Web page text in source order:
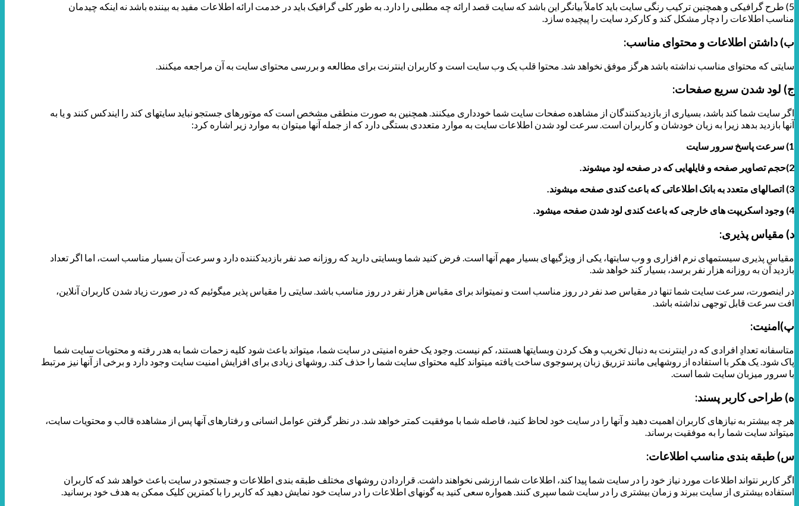
5) طرح گرافیکی و همچنین ترکیب رنگی سایت باید کاملاً بیانگر این باشد که سایت قصد ارائه چه مطلبی را دارد. به طور کلی گرافیک باید در خدمت ارائه اطلاعات مفید به بیننده باشد نه اینکه چیدمان
مناسب اطلاعات را دچار مشکل کند و کارکرد سایت را پیچیده سازد.
ب) داشتن اطلاعات و محتوای مناسب:
سایتی که محتوای مناسب نداشته باشد هرگز موفق نخواهد شد. محتوا قلب یک وب سایت است و کاربران اینترنت برای مطالعه و بررسی محتوای سایت به آن مراجعه می­کنند.
ج) لود شدن سریع صفحات:
اگر سایت شما کند باشد، بسیاری از بازدیدکنندگان از مشاهده صفحات سایت شما خودداری می­کنند. همچنین به صورت منطقی مشخص است که موتورهای جستجو نباید سایت­های کند را ایندکس کنند و یا به
آنها بازدید بدهد زیرا به زیان خودشان و کاربران است. سرعت لود شدن اطلاعات سایت به موارد متعددی بستگی دارد که از جمله آنها می­توان به موارد زیر اشاره کرد:
1) سرعت پاسخ سرور سایت
2)حجم تصاویر صفحه و فایل­هایی که در صفحه لود می­شوند.
3) اتصال­های متعدد به بانک اطلاعاتی که باعث کندی صفحه می­شوند.
4) وجود اسکریپت های خارجی که باعث کندی لود شدن صفحه می­شود.
د) مقیاس پذیری:
مقیاس پذیری سیستم­های نرم افزاری و وب سایت­ها، یکی از ویژگی­های بسیار مهم آنها است. فرض کنید شما وب­سایتی دارید که روزانه صد نفر بازدیدکننده دارد و سرعت آن بسیار مناسب است، اما اگر تعداد
بازدید آن به روزانه هزار نفر برسد، بسیار کند خواهد شد.
در اینصورت، سرعت سایت شما تنها در مقیاس صد نفر در روز مناسب است و نمی­تواند برای مقیاس هزار نفر در روز مناسب باشد. سایتی را مقیاس پذیر می­گوئیم که در صورت زیاد شدن کاربران آنلاین،
افت سرعت قابل توجهی نداشته باشد.
پ)امنیت:
متاسفانه تعدادِ افرادی که در اینترنت به دنبال تخریب و هک کردن وب­سایت­ها هستند، کم نیست. وجود یک حفره­ امنیتی در سایت شما، می­تواند باعث شود کلیه زحمات شما به هدر رفته و محتویات سایت شما
پاک شود. یک هکر با استفاده از روش­هایی مانند تزریق زبان پرس­وجوی ساخت یافته می­تواند کلیه محتوای سایت شما را حذف کند. روش­های زیادی برای افزایش امنیت سایت وجود دارد و برخی از آنها نیز مرتبط
با سرور میزبان سایت شما است.
ه) طراحی کاربر پسند:
هر چه بیشتر به نیازهای کاربران اهمیت دهید و آنها را در سایت خود لحاظ کنید، فاصله شما با موفقیت کمتر خواهد شد. در نظر گرفتن عوامل انسانی و رفتارهای آنها پس از مشاهده قالب و محتویات سایت،
می­تواند سایت شما را به موفقیت برساند.
س) طبقه بندی مناسب اطلاعات:
اگر کاربر نتواند اطلاعات مورد نیاز خود را در سایت شما پیدا کند، اطلاعات شما ارزشی نخواهند داشت. قراردادن روش­های مختلف طبقه­ بندی اطلاعات و جستجو در سایت باعث خواهد شد که کاربران
استفاده بیشتری از سایت ببرند و زمان بیشتری را در سایت شما سپری کنند. همواره سعی کنید به گونه­ای اطلاعات را در سایت خود نمایش دهید که کاربر را با کمترین کلیک ممکن به هدف خود برسانید.